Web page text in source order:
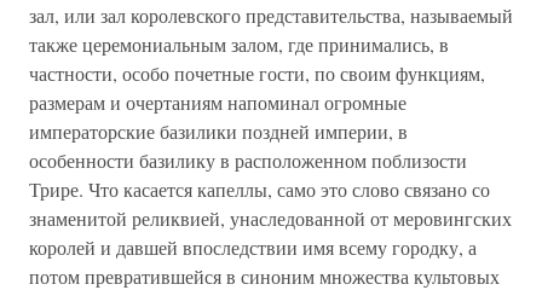
зал, или зал королевского представительства, называемый
также церемониальным залом, где принимались, в
частности, особо почетные гости, по своим функциям,
размерам и очертаниям напоминал огромные
императорские базилики поздней империи, в
особенности базилику в расположенном поблизости
Трире. Что касается капеллы, само это слово связано со
знаменитой реликвией, унаследованной от меровингских
королей и давшей впоследствии имя всему городку, а
потом превратившейся в синоним множества культовых